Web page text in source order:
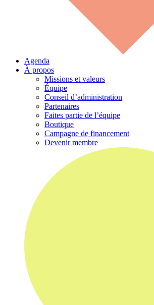
Agenda
À propos
Missions et valeurs
Équipe
Conseil d’administration
Partenaires
Faites partie de l’équipe
Boutique
Campagne de financement
Devenir membre